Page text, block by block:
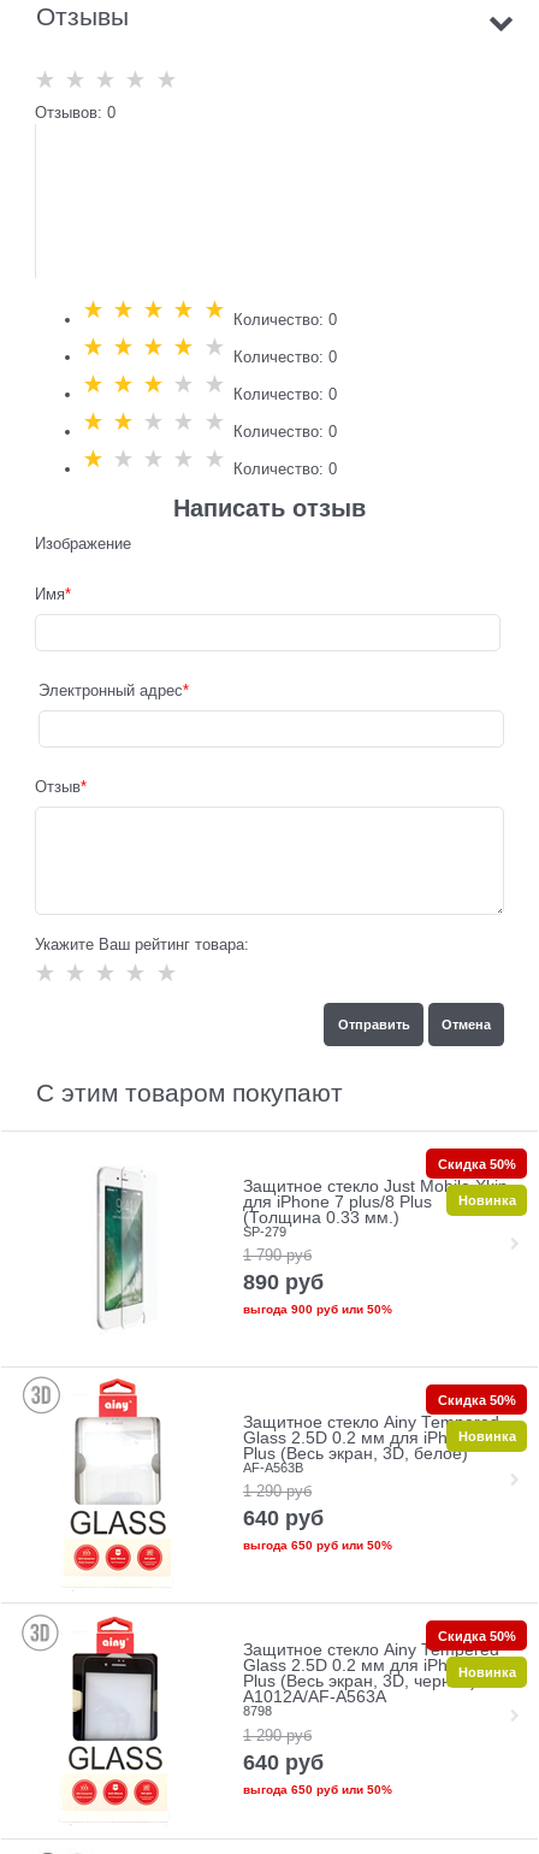
Отзывы
Отзывов: 0
Количество: 0
Количество: 0
Количество: 0
Количество: 0
Количество: 0
Написать отзыв
Изображение
Имя
Электронный адрес
Отзыв
Укажите Ваш рейтинг товара:
С этим товаром покупают
Защитное стекло Just Mobile Xkin
для iPhone 7 plus/8 Plus
(Толщина 0.33 мм.)
SP-279
1 790 руб
890 руб
выгода 900 рубили 50%
Скидка 50%
Новинка
Защитное стекло Ainy Tempered
Glass 2.5D 0.2 мм для iPhone 7
Plus (Весь экран, 3D, белое)
AF-A563B
1 290 руб
640 руб
выгода 650 рубили 50%
Скидка 50%
Новинка
Защитное стекло Ainy Tempered
Glass 2.5D 0.2 мм для iPhone 7
Plus (Весь экран, 3D, черное) AF-
A1012A/AF-A563A
8798
1 290 руб
640 руб
выгода 650 рубили 50%
Скидка 50%
Новинка